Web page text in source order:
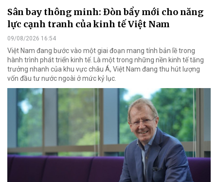
Sân bay thông minh: Đòn bẩy mới cho năng
lực cạnh tranh của kinh tế Việt Nam
09/08/2026 16:54
Việt Nam đang bước vào một giai đoạn mang tính bản lề trong
hành trình phát triển kinh tế. Là một trong những nền kinh tế tăng
trưởng nhanh của khu vực châu Á, Việt Nam đang thu hút lượng
vốn đầu tư nước ngoài ở mức kỷ lục.